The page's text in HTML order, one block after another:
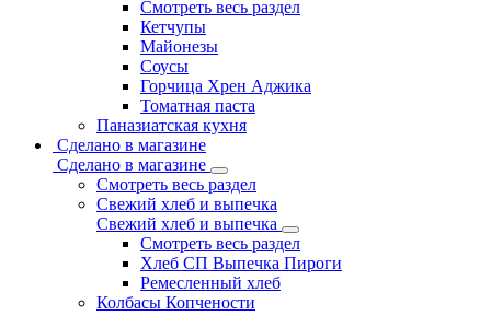
Смотреть весь раздел
Кетчупы
Майонезы
Соусы
Горчица Хрен Аджика
Томатная паста
Паназиатская кухня
Сделано в магазине
Сделано в магазине
Смотреть весь раздел
Свежий хлеб и выпечка
Свежий хлеб и выпечка
Смотреть весь раздел
Хлеб СП Выпечка Пироги
Ремесленный хлеб
Колбасы Копчености